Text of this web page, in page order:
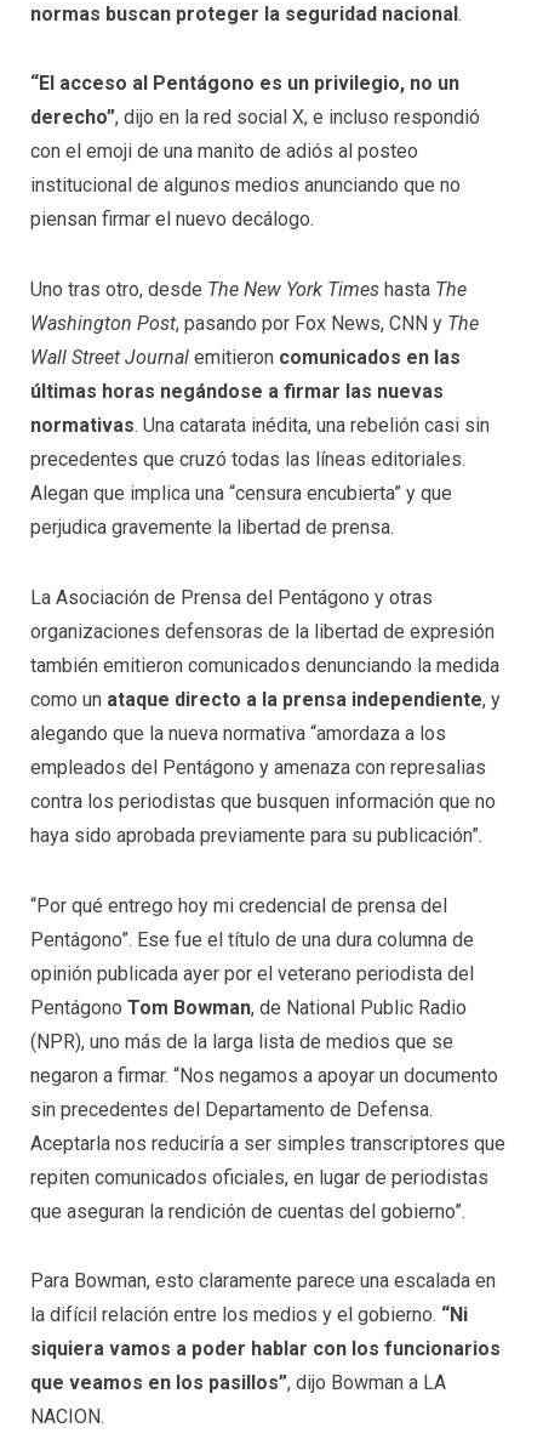
normas buscan proteger la seguridad nacional.
“El acceso al Pentágono es un privilegio, no un
derecho”, dijo en la red social X, e incluso respondió
con el emoji de una manito de adiós al posteo
institucional de algunos medios anunciando que no
piensan firmar el nuevo decálogo.
Uno tras otro, desde The New York Times hasta The
Washington Post, pasando por Fox News, CNN y The
Wall Street Journal emitieron comunicados en las
últimas horas negándose a firmar las nuevas
normativas. Una catarata inédita, una rebelión casi sin
precedentes que cruzó todas las líneas editoriales.
Alegan que implica una “censura encubierta” y que
perjudica gravemente la libertad de prensa.
La Asociación de Prensa del Pentágono y otras
organizaciones defensoras de la libertad de expresión
también emitieron comunicados denunciando la medida
como un ataque directo a la prensa independiente, y
alegando que la nueva normativa “amordaza a los
empleados del Pentágono y amenaza con represalias
contra los periodistas que busquen información que no
haya sido aprobada previamente para su publicación”.
“Por qué entrego hoy mi credencial de prensa del
Pentágono”. Ese fue el título de una dura columna de
opinión publicada ayer por el veterano periodista del
Pentágono Tom Bowman, de National Public Radio
(NPR), uno más de la larga lista de medios que se
negaron a firmar. “Nos negamos a apoyar un documento
sin precedentes del Departamento de Defensa.
Aceptarla nos reduciría a ser simples transcriptores que
repiten comunicados oficiales, en lugar de periodistas
que aseguran la rendición de cuentas del gobierno”.
Para Bowman, esto claramente parece una escalada en
la difícil relación entre los medios y el gobierno. “Ni
siquiera vamos a poder hablar con los funcionarios
que veamos en los pasillos”, dijo Bowman a LA
NACION.